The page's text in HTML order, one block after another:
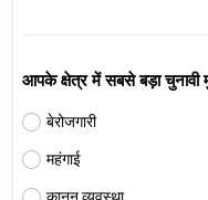
आपके क्षेत्र में सबसे बड़ा चुनावी
बेरोजगारी
महंगाई
कानून व्यवस्था